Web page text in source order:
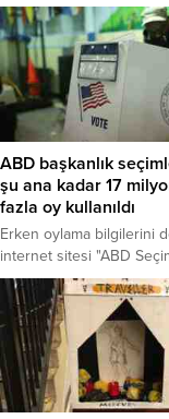
ABD başkanlık
şu ana kadar 17
fazla oy kullanıldı
Erken oylama bilgilerini
internet sitesi "ABD
Projesi"ne göre, posta
zarf bırakma yoluyla
17 milyon 114 bin 300
kullandı.